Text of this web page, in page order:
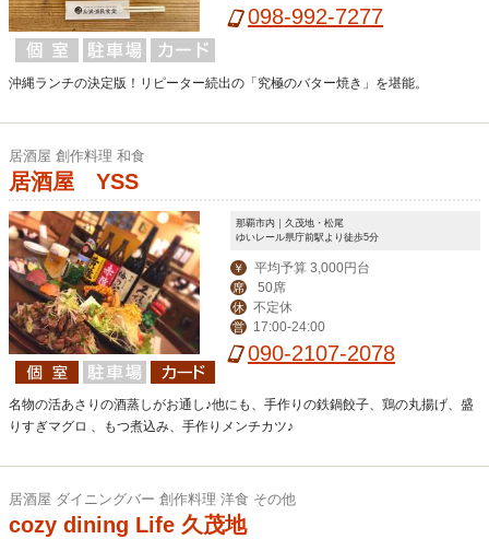
098-992-7277
沖縄ランチの決定版！リピーター続出の「究極のバター焼き」を堪能。
居酒屋 創作料理 和食
居酒屋 YSS
那覇市内｜久茂地・松尾
ゆいレール県庁前駅より徒歩5分
￥ 平均予算 3,000円台
席 50席
休 不定休
営 17:00-24:00
090-2107-2078
名物の活あさりの酒蒸しがお通し♪他にも、手作りの鉄鍋餃子、鶏の丸揚げ、盛
りすぎマグロ 、もつ煮込み、手作りメンチカツ♪
居酒屋 ダイニングバー 創作料理 洋食 その他
cozy dining Life 久茂地